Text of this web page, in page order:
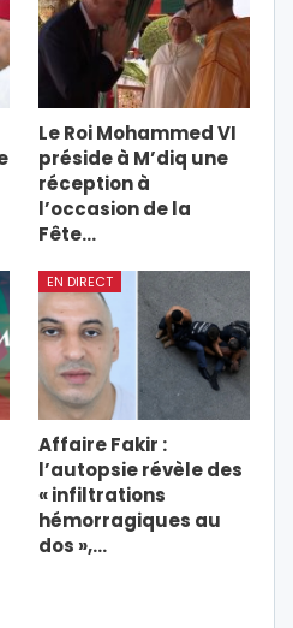
Le Roi Mohammed VI
préside à M’diq une
réception à
l’occasion de la
Fête…
EN DIRECT
Affaire Fakir :
l’autopsie révèle des
« infiltrations
hémorragiques au
dos »,…